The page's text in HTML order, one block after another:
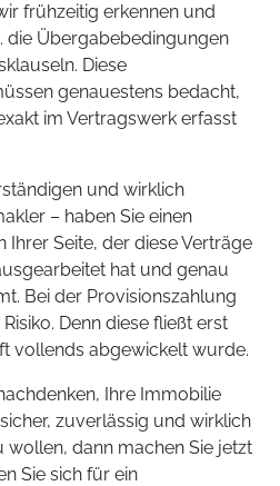
frühzeitig erkennen und
die Übergabebedingungen
Diese
genauestens bedacht,
im Vertragswerk erfasst
und wirklich
– haben Sie einen
Ihrer Seite, der diese Verträge
hat und genau
Bei der Provisionszahlung
Denn diese fließt erst
vollends abgewickelt wurde.
Ihre Immobilie
zuverlässig und wirklich
dann machen Sie jetzt
Sie sich für ein